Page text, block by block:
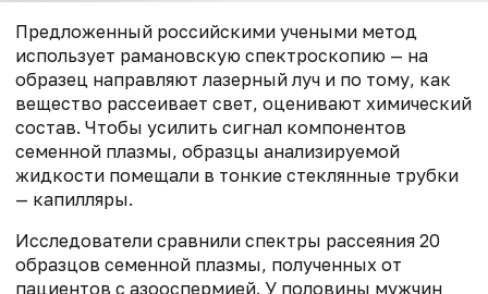
Предложенный российскими учеными метод
использует рамановскую спектроскопию — на
образец направляют лазерный луч и по тому, как
вещество рассеивает свет, оценивают химический
состав. Чтобы усилить сигнал компонентов
семенной плазмы, образцы анализируемой
жидкости помещали в тонкие стеклянные трубки
— капилляры.
Исследователи сравнили спектры рассеяния 20
образцов семенной плазмы, полученных от
пациентов с азооспермией. У половины мужчин